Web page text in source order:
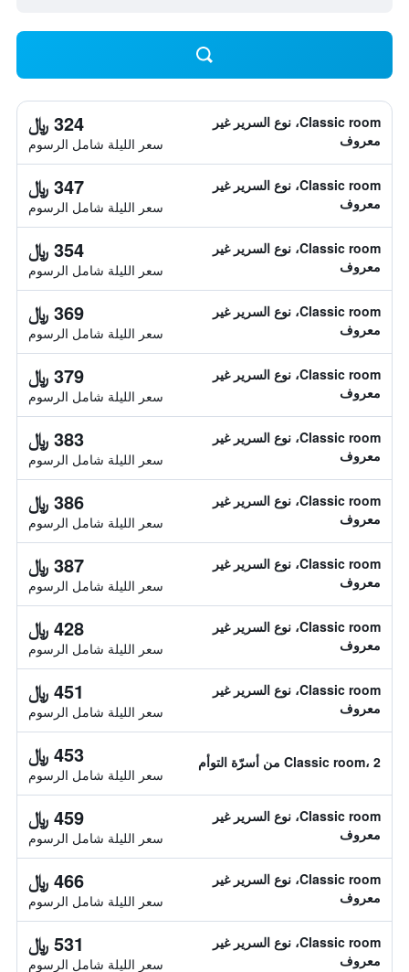
Classic room، نوع السرير غير
معروف
324 ﷼
سعر الليلة شامل الرسوم
Classic room، نوع السرير غير
معروف
347 ﷼
سعر الليلة شامل الرسوم
Classic room، نوع السرير غير
معروف
354 ﷼
سعر الليلة شامل الرسوم
Classic room، نوع السرير غير
معروف
369 ﷼
سعر الليلة شامل الرسوم
Classic room، نوع السرير غير
معروف
379 ﷼
سعر الليلة شامل الرسوم
Classic room، نوع السرير غير
معروف
383 ﷼
سعر الليلة شامل الرسوم
Classic room، نوع السرير غير
معروف
386 ﷼
سعر الليلة شامل الرسوم
Classic room، نوع السرير غير
معروف
387 ﷼
سعر الليلة شامل الرسوم
Classic room، نوع السرير غير
معروف
428 ﷼
سعر الليلة شامل الرسوم
Classic room، نوع السرير غير
معروف
451 ﷼
سعر الليلة شامل الرسوم
Classic room، 2 من أسرّة التوأم 453 ﷼
سعر الليلة شامل الرسوم
Classic room، نوع السرير غير
معروف
459 ﷼
سعر الليلة شامل الرسوم
Classic room، نوع السرير غير
معروف
466 ﷼
سعر الليلة شامل الرسوم
Classic room، نوع السرير غير
معروف
531 ﷼
سعر الليلة شامل الرسوم